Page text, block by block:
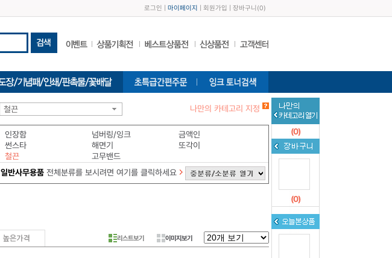
로그인 마이페이지 회원가입 장바구니 (0)
철끈 나만의 카테고리 지정
인장함 넘버링/잉크
금액인
썬스타 해면기
또각이
철끈
고무밴드
일반사무용품전체분류를 보시려면 여기를 클릭하세요
리스트보기 이미지보기
(0)
(0)